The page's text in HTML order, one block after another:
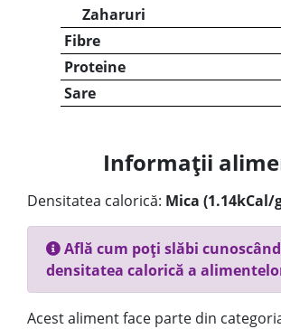
Zaharuri
Fibre
Proteine
Sare
Informații
Densitatea calorică: Mica (1.14kCal/
Află cum poți slăbi cunoscând
densitatea calorică a
Acest aliment face parte din